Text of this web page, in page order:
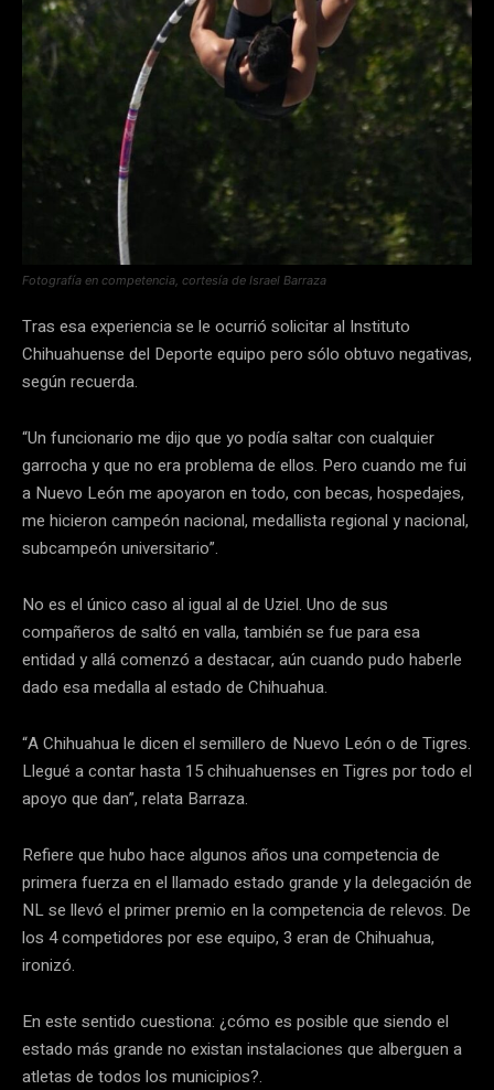
Fotografía en competencia, cortesía de Israel Barraza
Tras esa experiencia se le ocurrió solicitar al Instituto
Chihuahuense del Deporte equipo pero sólo obtuvo negativas,
según recuerda.
“Un funcionario me dijo que yo podía saltar con cualquier
garrocha y que no era problema de ellos. Pero cuando me fui
a Nuevo León me apoyaron en todo, con becas, hospedajes,
me hicieron campeón nacional, medallista regional y nacional,
subcampeón universitario”.
No es el único caso al igual al de Uziel. Uno de sus
compañeros de saltó en valla, también se fue para esa
entidad y allá comenzó a destacar, aún cuando pudo haberle
dado esa medalla al estado de Chihuahua.
“A Chihuahua le dicen el semillero de Nuevo León o de Tigres.
Llegué a contar hasta 15 chihuahuenses en Tigres por todo el
apoyo que dan”, relata Barraza.
Refiere que hubo hace algunos años una competencia de
primera fuerza en el llamado estado grande y la delegación de
NL se llevó el primer premio en la competencia de relevos. De
los 4 competidores por ese equipo, 3 eran de Chihuahua,
ironizó.
En este sentido cuestiona: ¿cómo es posible que siendo el
estado más grande no existan instalaciones que alberguen a
atletas de todos los municipios?.